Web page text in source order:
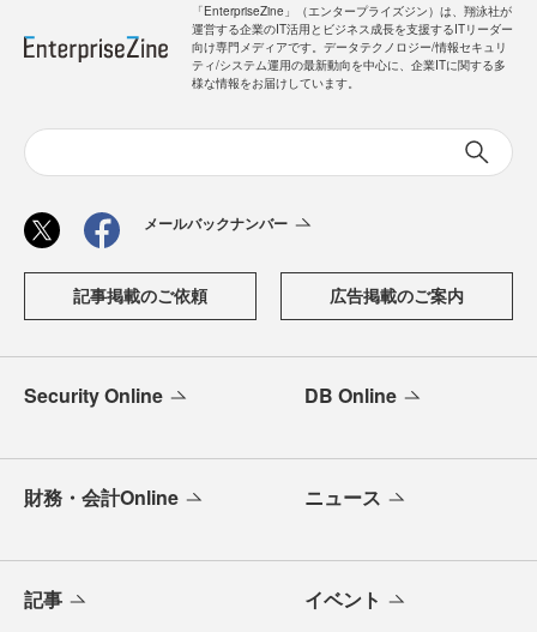
「EnterpriseZine」（エンタープライズジン）は、翔泳社が
運営する企業のIT活用とビジネス成長を支援するITリーダー
向け専門メディアです。データテクノロジー/情報セキュリ
ティ/システム運用の最新動向を中心に、企業ITに関する多
様な情報をお届けしています。
メールバックナンバー
記事掲載のご依頼 広告掲載のご案内
Security Online DB Online
財務・会計Online ニュース
記事 イベント